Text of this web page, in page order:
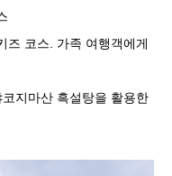
코스. 가족 여행객에게
지마산 흑설탕을 활용한